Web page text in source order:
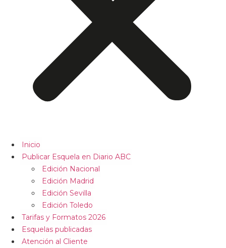
Inicio
Publicar Esquela en Diario ABC
Edición Nacional
Edición Madrid
Edición Sevilla
Edición Toledo
Tarifas y Formatos 2026
Esquelas publicadas
Atención al Cliente